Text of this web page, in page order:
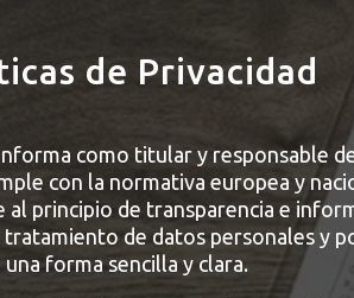
de Privacidad
como titular y responsable
con la normativa europea y
al principio de transparencia e
tratamiento de datos personales y
forma sencilla y clara.